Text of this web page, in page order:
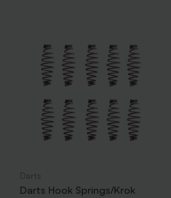
Darts Hook Springs/Krok